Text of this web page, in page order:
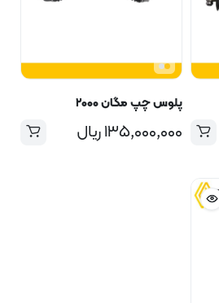
پلوس چپ مگان ۲۰۰۰
۱۳۵,۰۰۰,۰۰۰ریال